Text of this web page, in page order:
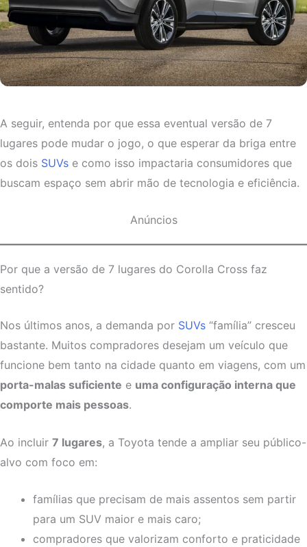
A seguir, entenda por que essa eventual versão de 7
lugares pode mudar o jogo, o que esperar da briga entre
os dois SUVs e como isso impactaria consumidores que
buscam espaço sem abrir mão de tecnologia e eficiência.
Anúncios
Por que a versão de 7 lugares do Corolla Cross faz
sentido?
Nos últimos anos, a demanda por SUVs “família” cresceu
bastante. Muitos compradores desejam um veículo que
funcione bem tanto na cidade quanto em viagens, com um
porta-malas suficiente e uma configuração interna que
comporte mais pessoas.
Ao incluir 7 lugares, a Toyota tende a ampliar seu público-
alvo com foco em:
famílias que precisam de mais assentos sem partir
para um SUV maior e mais caro;
compradores que valorizam conforto e praticidade